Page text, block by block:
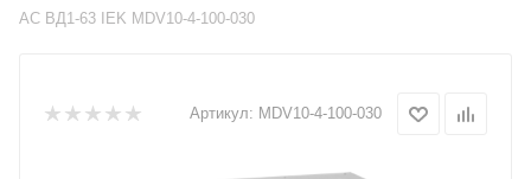
AC ВД1-63 IEK MDV10-4-100-030
Артикул: MDV10-4-100-030